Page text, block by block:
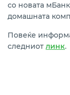
со новата
домашната
Повеќе
следниот линк.